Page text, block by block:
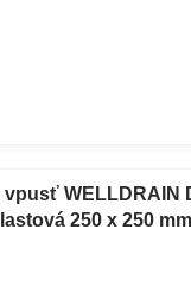
vpusť WELLDRAIN
250 x 250